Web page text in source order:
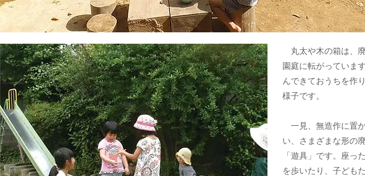
丸太や木の箱は、
園庭に転がっていま
んできておうちを作
様子です。
一見、無造作に置
い、さまざまな形の
「遊具」です。座っ
を歩いたり、子ども